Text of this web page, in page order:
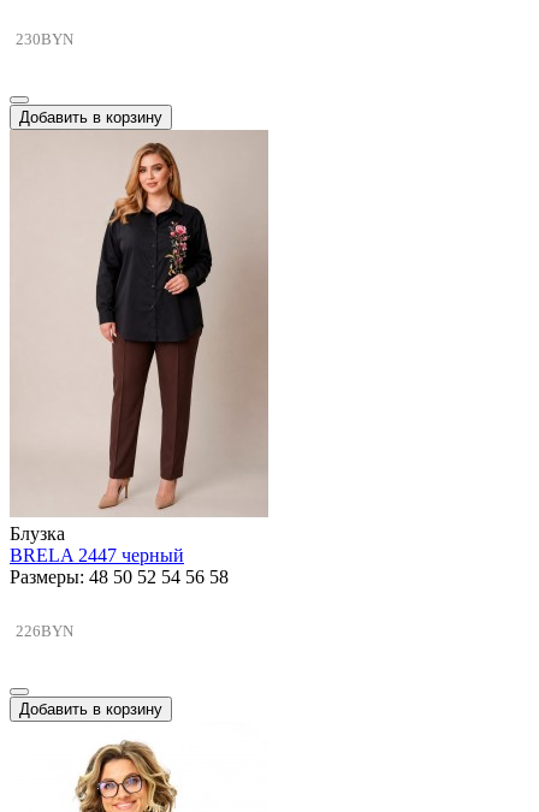
230BYN
Добавить в корзину
Блузка
BRELA 2447 черный
Размеры: 48 50 52 54 56 58
226BYN
Добавить в корзину